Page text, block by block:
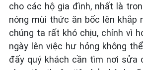
cho các hộ gia đình, nhất là
nóng mùi thức ăn bốc lên khắp
chúng ta rất khó chịu, chính vì
ngày lên việc hư hỏng không
đấy quý khách cần tìm nơi sửa